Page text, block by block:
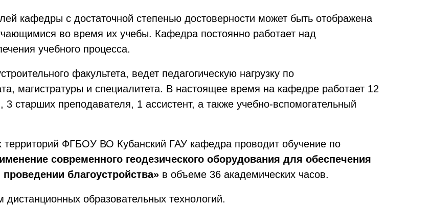
кафедры с достаточной степенью достоверности может быть отображена
во время их учебы. Кафедра постоянно работает над
учебного процесса.
факультета, ведет педагогическую нагрузку по
магистратуры и специалитета. В настоящее время на кафедре работает 12
старших преподавателя, 1 ассистент, а также учебно-вспомогательный
территорий ФГБОУ ВО Кубанский ГАУ кафедра проводит обучение по
современного геодезического оборудования для обеспечения
благоустройства» в объеме 36 академических часов.
образовательных технологий.